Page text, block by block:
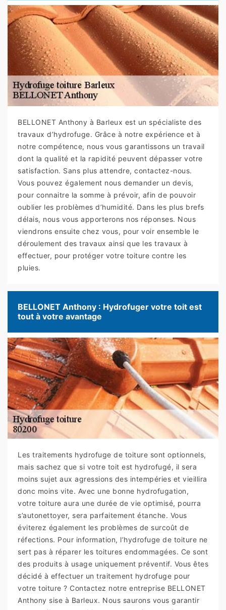
BELLONET Anthony à Barleux est un spécialiste des
travaux d’hydrofuge. Grâce à notre expérience et à
notre compétence, nous vous garantissons un travail
dont la qualité et la rapidité peuvent dépasser votre
satisfaction. Sans plus attendre, contactez-nous.
Vous pouvez également nous demander un devis,
pour connaitre la somme à prévoir, afin de pouvoir
oublier les problèmes d’humidité. Dans les plus brefs
délais, nous vous apporterons nos réponses. Nous
viendrons ensuite chez vous, pour voir ensemble le
déroulement des travaux ainsi que les travaux à
effectuer, pour protéger votre toiture contre les
pluies.
BELLONET Anthony : Hydrofuger votre toit est
tout à votre avantage
Les traitements hydrofuge de toiture sont optionnels,
mais sachez que si votre toit est hydrofugé, il sera
moins sujet aux agressions des intempéries et vieillira
donc moins vite. Avec une bonne hydrofugation,
votre toiture aura une durée de vie optimisé, pourra
s’autonettoyer, sera parfaitement étanche. Vous
éviterez également les problèmes de surcoût de
réfections. Pour information, l’hydrofuge de toiture ne
sert pas à réparer les toitures endommagées. Ce sont
des produits à usage uniquement préventif. Vous êtes
décidé à effectuer un traitement hydrofuge pour
votre toiture ? Contactez notre entreprise BELLONET
Anthony sise à Barleux. Nous saurons vous garantir